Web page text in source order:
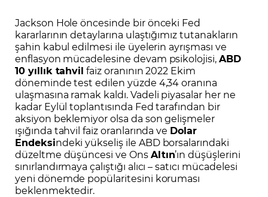
Jackson Hole öncesinde bir önceki Fed
kararlarının detaylarına ulaştığımız tutanakların
şahin kabul edilmesi ile üyelerin ayrışması ve
enflasyon mücadelesine devam psikolojisi,ABD
10 yıllık tahvil faiz oranının 2022 Ekim
döneminde test edilen yüzde 4,34 oranına
ulaşmasına ramak kaldı. Vadeli piyasalar her ne
kadar Eylül toplantısında Fed tarafından bir
aksiyon beklemiyor olsa da son gelişmeler
ışığında tahvil faiz oranlarında ve Dolar
Endeksindeki yükseliş ile ABD borsalarındaki
düzeltme düşüncesi ve OnsAltın’ın düşüşlerini
sınırlandırmaya çalıştığı alıcı – satıcı mücadelesi
yeni dönemde popülaritesini koruması
beklenmektedir.